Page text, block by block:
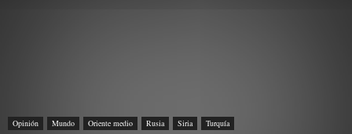
Opinión Mundo Oriente medio Rusia Siria Turquía